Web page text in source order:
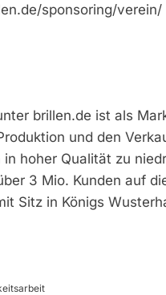
sponsoring/verein/
brillen.de ist als
und den
in hoher Qualität zu
3 Mio. Kunden auf
Sitz in Königs